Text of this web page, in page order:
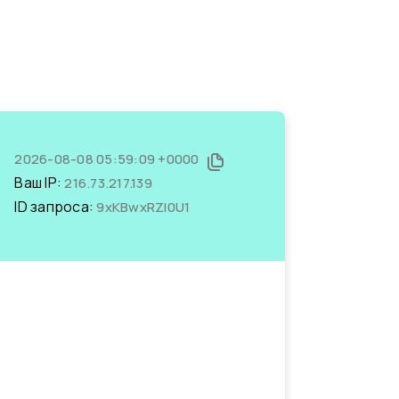
2026-08-08 05:59:09 +0000
Ваш IP:216.73.217.139
ID запроса:9xKBwxRZl0U1